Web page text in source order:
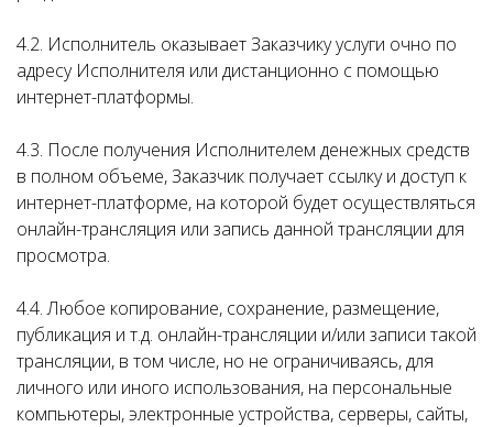
4.2. Исполнитель оказывает Заказчику услуги очно по
адресу Исполнителя или дистанционно с помощью
интернет-платформы.
4.3. После получения Исполнителем денежных средств
в полном объеме, Заказчик получает ссылку и доступ к
интернет-платформе, на которой будет осуществляться
онлайн-трансляция или запись данной трансляции для
просмотра.
4.4. Любое копирование, сохранение, размещение,
публикация и т.д. онлайн-трансляции и/или записи такой
трансляции, в том числе, но не ограничиваясь, для
личного или иного использования, на персональные
компьютеры, электронные устройства, серверы, сайты,